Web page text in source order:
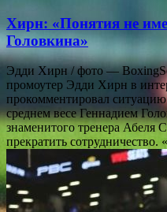
Хирн: «Понятия не
Головкина»
Эдди Хирн / фото —
промоутер Эдди Хирн в
прокомментировал
среднем весе Геннадием
знаменитого тренера Абеля
прекратить